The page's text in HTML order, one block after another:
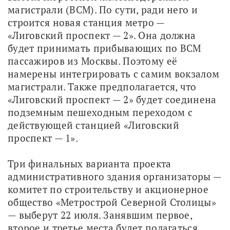
магистрали (ВСМ). По сути, ради него и
строится новая станция метро —
«Лиговский проспект — 2». Она должна
будет принимать прибывающих по ВСМ
пассажиров из Москвы. Поэтому её
намерены интегрировать с самим вокзалом
магистрали. Также предполагается, что
«Лиговский проспект — 2» будет соединена
подземным пешеходным переходом с
действующей станцией «Лиговский
проспект — 1».
Три финальных варианта проекта
административного здания организаторы —
комитет по строительству и акционерное
общество «Метрострой Северной Столицы»
— выберут 22 июля. Занявшим первое,